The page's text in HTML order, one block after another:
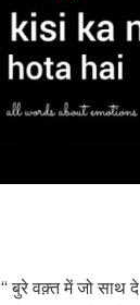
“ बुरे वक़्त में जो साथ दे